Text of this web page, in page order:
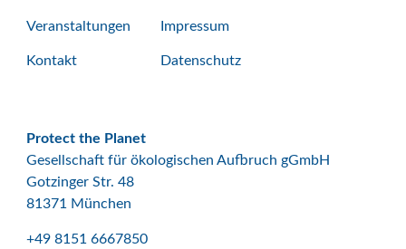
Veranstaltungen
Kontakt
Impressum
Datenschutz
Protect the Planet
Gesellschaft für ökologischen Aufbruch gGmbH
Gotzinger Str. 48
81371 München
+49 8151 6667850